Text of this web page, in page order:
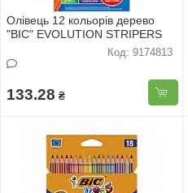
Олівець 12 кольорів дерево
"BIC" EVOLUTION STRIPERS
Код: 9174813
133.28 ₴